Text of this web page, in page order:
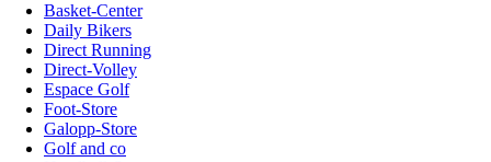
Basket-Center
Daily Bikers
Direct Running
Direct-Volley
Espace Golf
Foot-Store
Galopp-Store
Golf and co